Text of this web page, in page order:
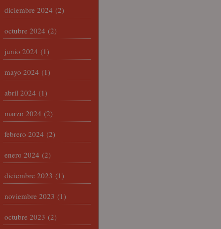
diciembre 2024 (2)
octubre 2024 (2)
junio 2024 (1)
mayo 2024 (1)
abril 2024 (1)
marzo 2024 (2)
febrero 2024 (2)
enero 2024 (2)
diciembre 2023 (1)
noviembre 2023 (1)
octubre 2023 (2)